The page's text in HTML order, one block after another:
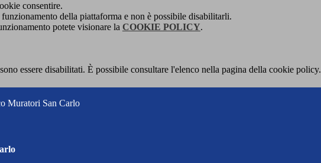
consentire.
della piattaforma e non è possibile disabilitarli.
potete visionare la COOKIE POLICY.
essere disabilitati. È possibile consultare l'elenco nella pagina della cookie policy.
Muratori San Carlo